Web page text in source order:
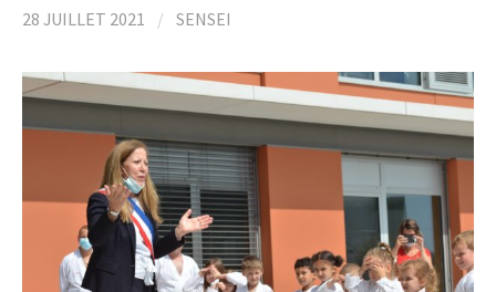
28 JUILLET 2021 / SENSEI